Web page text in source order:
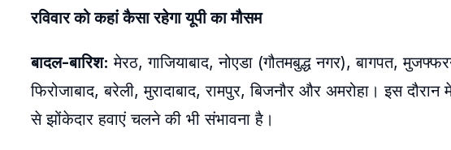
रविवार को कहां कैसा रहेगा यूपी का मौसम
बादल-बारिश: मेरठ, गाजियाबाद, नोएडा (गौतमबुद्ध नगर), बागपत,
फिरोजाबाद, बरेली, मुरादाबाद, रामपुर, बिजनौर और अमरोहा। इस
से झोंकेदार हवाएं चलने की भी संभावना है।